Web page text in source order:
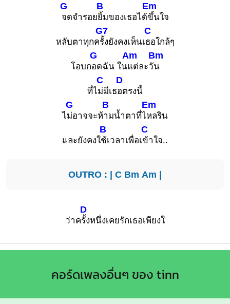
G
จดจำรอย
B
ยิ้มของเธอได้
Em
ขึ้นใจ
หลับตาทุกค
G7
รั้งยังคงเห็นเ
C
ธอใกล้ๆ
โอบก
G
อดฉัน ใน
Am
แต่ละวั
Bm
น
ที่ไ
C
ม่มีเธ
D
อตรงนี้
ไ
G
ม่อาจจะห้
B
ามน้ำตาที่ไ
Em
หลริน
และยังคงใ
B
ช้เวลาเพื่อเ
C
ข้าใจ..
OUTRO : | C Bm Am |
ว่าค
D
รั้งหนึ่งเคยรักเธอเพียงใ
คอร์ดเพลงอื่นๆ ของ tinn